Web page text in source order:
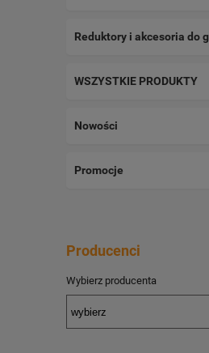
Reduktory i akcesoria do
WSZYSTKIE PRODUKTY
Nowości
Promocje
Producenci
Wybierz producenta